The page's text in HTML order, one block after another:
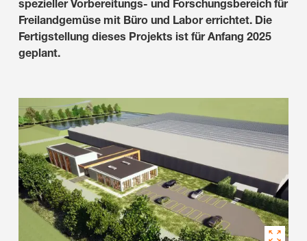
spezieller Vorbereitungs- und Forschungsbereich für
Freilandgemüse mit Büro und Labor errichtet. Die
Fertigstellung dieses Projekts ist für Anfang 2025
geplant.